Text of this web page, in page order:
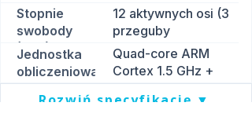
Stopnie
swobody
(DoF)
12 aktywnych osi (3
przeguby
napędzane cyfrowo
na każdą kończynę)
Jednostka
obliczeniowa
Quad-core ARM
Cortex 1.5 GHz +
koprocesor
inercyjny IMU
Rozwiń specyfikację ▼